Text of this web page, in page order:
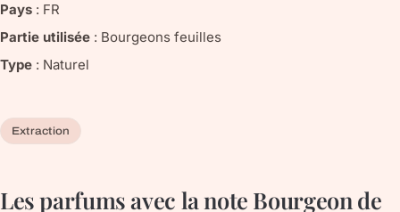
Pays : FR
Partie utilisée : Bourgeons feuilles
Type : Naturel
Extraction
Les parfums avec la note Bourgeon de